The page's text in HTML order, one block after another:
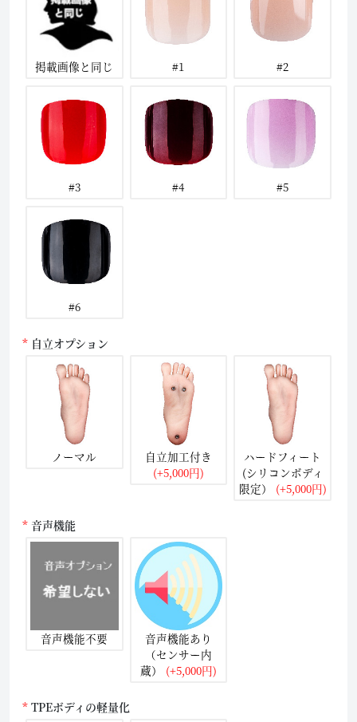
掲載画像と同じ #1 #2
#3 #4 #5
#6
自立オプション
ノーマル
自立加工付き
(+5,000円)
ハードフィート
(シリコンボディ
限定）
(+5,000円)
音声機能
音声機能不要
音声機能あり
（センサー内
蔵）
(+5,000円)
TPEボディの軽量化